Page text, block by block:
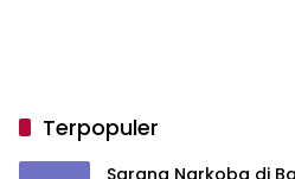
Terpopuler